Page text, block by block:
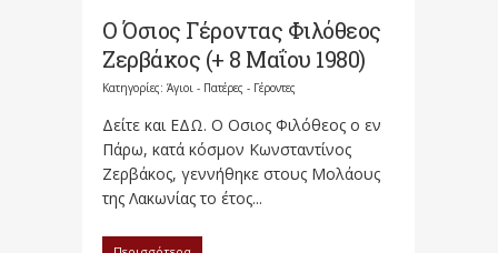
Ο Όσιος Γέροντας Φιλόθεος
Ζερβάκος (+ 8 Μαΐου 1980)
Κατηγορίες: Άγιοι - Πατέρες - Γέροντες
Δείτε και ΕΔΩ. Ο Οσιος Φιλόθεος ο εν
Πάρω, κατά κόσμον Κωνσταντίνος
Ζερβάκος, γεννήθηκε στους Μολάους
της Λακωνίας το έτος...